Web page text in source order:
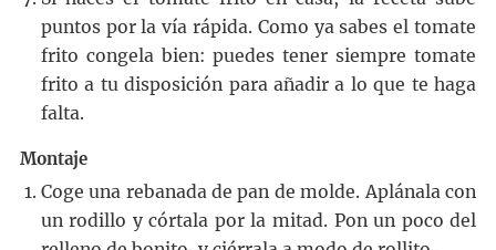
puntos por la vía rápida. Como ya sabes el tomate
frito congela bien: puedes tener siempre tomate
frito a tu disposición para añadir a lo que te haga
falta.
Montaje
Coge una rebanada de pan de molde. Aplánala con
un rodillo y córtala por la mitad. Pon un poco del